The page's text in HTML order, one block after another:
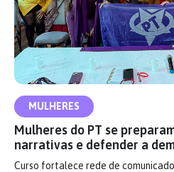
MULHERES
Mulheres do PT se
narrativas e defender a
Curso fortalece rede de